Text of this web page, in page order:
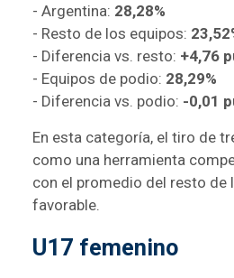
- Argentina: 28,28%
- Resto de los equipos:
- Diferencia vs. resto: +4,76
- Equipos de podio: 28,29%
- Diferencia vs. podio: -0,01
En esta categoría, el tiro de
como una herramienta
con el promedio del resto de
favorable.
U17 femenino